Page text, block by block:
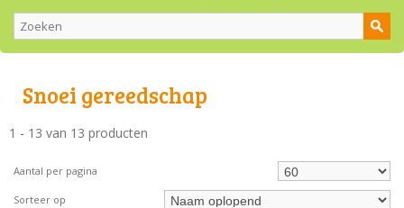
Snoei gereedschap
1 - 13 van 13 producten
Aantal per pagina
Sorteer op